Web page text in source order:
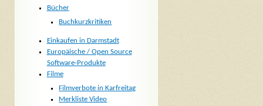
Bücher
Buchkurzkritiken
Einkaufen in Darmstadt
Europäische / Open Source
Software-Produkte
Filme
Filmverbote in Karfreitag
Merkliste Video